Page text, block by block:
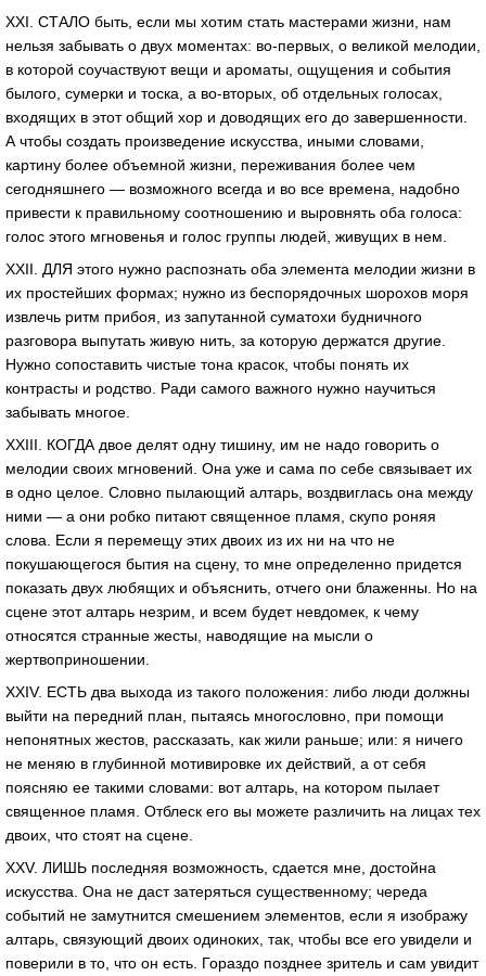
XXI. СТАЛО быть, если мы хотим стать мастерами жизни, нам
нельзя забывать о двух моментах: во-первых, о великой мелодии,
в которой соучаствуют вещи и ароматы, ощущения и события
былого, сумерки и тоска, а во-вторых, об отдельных голосах,
входящих в этот общий хор и доводящих его до завершенности.
А чтобы создать произведение искусства, иными словами,
картину более объемной жизни, переживания более чем
сегодняшнего — возможного всегда и во все времена, надобно
привести к правильному соотношению и выровнять оба голоса:
голос этого мгновенья и голос группы людей, живущих в нем.
XXII. ДЛЯ этого нужно распознать оба элемента мелодии жизни в
их простейших формах; нужно из беспорядочных шорохов моря
извлечь ритм прибоя, из запутанной суматохи будничного
разговора выпутать живую нить, за которую держатся другие.
Нужно сопоставить чистые тона красок, чтобы понять их
контрасты и родство. Ради самого важного нужно научиться
забывать многое.
XXIII. КОГДА двое делят одну тишину, им не надо говорить о
мелодии своих мгновений. Она уже и сама по себе связывает их
в одно целое. Словно пылающий алтарь, воздвиглась она между
ними — а они робко питают священное пламя, скупо роняя
слова. Если я перемещу этих двоих из их ни на что не
покушающегося бытия на сцену, то мне определенно придется
показать двух любящих и объяснить, отчего они блаженны. Но на
сцене этот алтарь незрим, и всем будет невдомек, к чему
относятся странные жесты, наводящие на мысли о
жертвоприношении.
XXIV. ЕСТЬ два выхода из такого положения: либо люди должны
выйти на передний план, пытаясь многословно, при помощи
непонятных жестов, рассказать, как жили раньше; или: я ничего
не меняю в глубинной мотивировке их действий, а от себя
поясняю ее такими словами: вот алтарь, на котором пылает
священное пламя. Отблеск его вы можете различить на лицах тех
двоих, что стоят на сцене.
XXV. ЛИШЬ последняя возможность, сдается мне, достойна
искусства. Она не даст затеряться существенному; череда
событий не замутнится смешением элементов, если я изображу
алтарь, связующий двоих одиноких, так, чтобы все его увидели и
поверили в то, что он есть. Гораздо позднее зритель и сам увидит